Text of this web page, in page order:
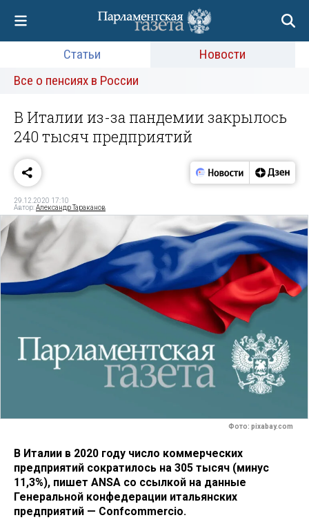
Статьи
Новости
Все о пенсиях в России
В Италии из-за пандемии закрылось
240 тысяч предприятий
29.12.2020 17:10
Автор:Александр Тараканов
Фото: pixabay.com
В Италии в 2020 году число коммерческих
предприятий сократилось на 305 тысяч (минус
11,3%), пишет ANSA со ссылкой на данные
Генеральной конфедерации итальянских
предприятий — Confcommercio.